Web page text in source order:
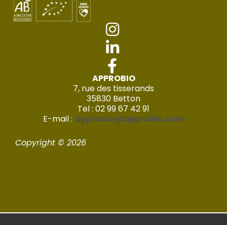
APPROBIO
7, rue des tisserands
35830 Betton
Tel : 02 99 67 42 91
E-mail : approbio@approbio.com
Copyright © 2026